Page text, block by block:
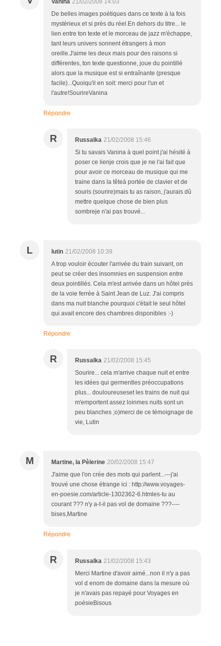
De belles images poétiques dans ce texte à la fois
mystérieux et si près du réel.En dehors du titre... le
lien entre ton texte et le morceau de jazz m'échappe,
tant leurs univers sonnent étrangers à mon
oreille.J'aime les deux mais pour des raisons si
différentes, ton texte questionne, joue du pointillé
alors que la musique est si entraînante (presque
facile)...Quoiqu'il en soit: merci pour l'un et
l'autre!SourireVanina
Répondre
R Russalka 21/02/2008 15:46
Si tu savais Vanina à quel point j'ai hésité à
poser ce lienje crois que je ne l'ai fait que
pour avoir ce morceau de musique qui me
traine dans la têteà portée de clavier et de
souris (sourire)mais tu as raison, j'aurais dû
mettre quelque chose de bien plus
sombreje n'ai pas trouvé...
L lutin 21/02/2008 10:39
A trop vouloir écouter l'arrivée du train suivant, on
peut se créer des insomnies en suspension entre
deux pointillés. Cela m'est arrivée dans un hôtel près
de la voie ferrée à Saint Jean de Luz. J'ai compris
dans ma nuit blanche pourquoi c'était le seul hôtel
qui avait encore des chambres disponibles :-)
Répondre
R Russalka 21/02/2008 15:45
Sourire... cela m'arrive chaque nuit et entre
les idées qui germentles préoccupations
plus... douloureuseset les trains de nuit qui
m'emportent assez loinmes nuits sont un
peu blanches ;o)merci de ce témoignage de
vie, Lutin
M Martine, la Pèlerine 20/02/2008 15:47
J'aime que l'on crée des mots qui parlent...---j'ai
trouvé une chose étrange ici : http://www.voyages-
en-poesie.com/article-1302362-6.htmles-tu au
courant ??? n'y a-t-il pas vol de domaine ???----
bises,Martine
Répondre
R Russalka 21/02/2008 15:43
Merci Martine d'avoir aimé...non il n'y a pas
vol d enom de domaine dans la mesure où
je n'avais pas repayé pour Voyages en
poésieBisous